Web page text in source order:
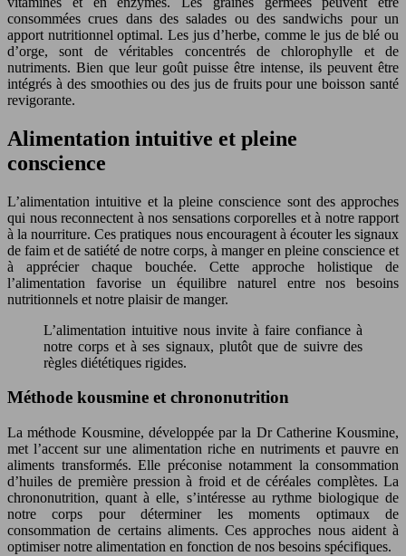
consommées crues dans des salades ou des sandwichs pour un
apport nutritionnel optimal. Les jus d’herbe, comme le jus de blé ou
d’orge, sont de véritables concentrés de chlorophylle et de
nutriments. Bien que leur goût puisse être intense, ils peuvent être
intégrés à des smoothies ou des jus de fruits pour une boisson santé
revigorante.
Alimentation intuitive et pleine
conscience
L’alimentation intuitive et la pleine conscience sont des approches
qui nous reconnectent à nos sensations corporelles et à notre rapport
à la nourriture. Ces pratiques nous encouragent à écouter les signaux
de faim et de satiété de notre corps, à manger en pleine conscience et
à apprécier chaque bouchée. Cette approche holistique de
l’alimentation favorise un équilibre naturel entre nos besoins
nutritionnels et notre plaisir de manger.
L’alimentation intuitive nous invite à faire confiance à
notre corps et à ses signaux, plutôt que de suivre des
règles diététiques rigides.
Méthode kousmine et chrononutrition
La méthode Kousmine, développée par la Dr Catherine Kousmine,
met l’accent sur une alimentation riche en nutriments et pauvre en
aliments transformés. Elle préconise notamment la consommation
d’huiles de première pression à froid et de céréales complètes. La
chrononutrition, quant à elle, s’intéresse au rythme biologique de
notre corps pour déterminer les moments optimaux de
consommation de certains aliments. Ces approches nous aident à
optimiser notre alimentation en fonction de nos besoins spécifiques.